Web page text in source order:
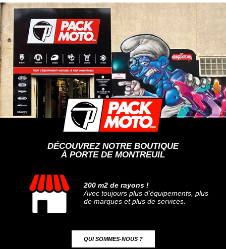
DÉCOUVREZ NOTRE BOUTIQUE
À PORTE DE MONTREUIL
200 m2 de rayons !
Avec toujours plus d'équipements, plus
de marques et plus de services.
QUI SOMMES-NOUS ?